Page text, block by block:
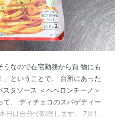
うなので在宅勤務から買 物にも
」ということで、 台所にあった
スタソース ＜ペペロンチーノ＞
て、 ディチェコのスパゲティー
日は自分で調理します。 7月17